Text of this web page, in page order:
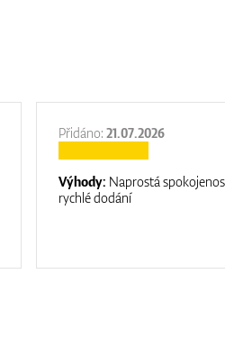
Přidáno:21.07.2026
Výhody: Naprostá
rychlé dodání